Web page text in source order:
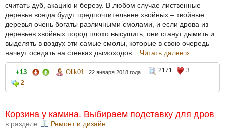
считать дуб, акацию и березу. В любом случае лиственные
деревья всегда будут предпочтительнее хвойных – хвойные
деревья очень богаты различными смолами, и если дрова из
деревьев хвойных пород плохо высушить, они станут дымить и
выделять в воздух эти самые смолы, которые в свою очередь
начнут оседать на стенках дымоходов... Читать далее»
+13 Olik01 22 января 2018 года 2171
3
2
Корзина у камина. Выбираем подставку для дров
в разделе Ремонт и дизайн